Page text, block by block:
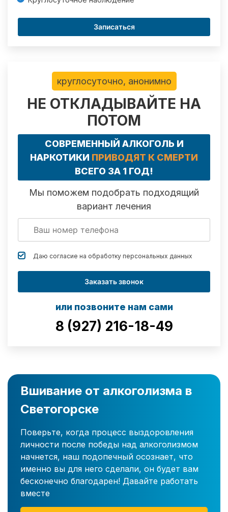
Записаться
круглосуточно, анонимно
НЕ ОТКЛАДЫВАЙТЕ НА
ПОТОМ
СОВРЕМЕННЫЙ АЛКОГОЛЬ И
НАРКОТИКИ ПРИВОДЯТ К СМЕРТИ
ВСЕГО ЗА 1 ГОД!
Мы поможем подобрать подходящий
вариант лечения
Даю согласие на обработку персональных данных
Заказать звонок
или позвоните нам сами
8 (927) 216-18-49
Вшивание от алкоголизма в
Светогорске
Поверьте, когда процесс выздоровления
личности после победы над алкоголизмом
начнется, наш подопечный осознает, что
именно вы для него сделали, он будет вам
бесконечно благодарен! Давайте работать
вместе